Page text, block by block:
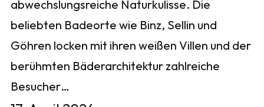
abwechslungsreiche Naturkulisse. Die
beliebten Badeorte wie Binz, Sellin und
Göhren locken mit ihren weißen Villen und der
berühmten Bäderarchitektur zahlreiche
Besucher…